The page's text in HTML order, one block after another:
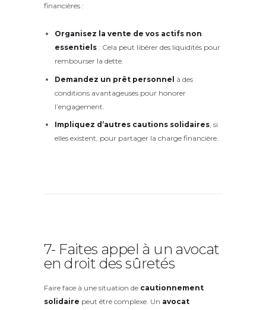
financières :
Organisez la vente de vos actifs non
essentiels : Cela peut libérer des liquidités pour
rembourser la dette.
Demandez un prêt personnel à des
conditions avantageuses pour honorer
l’engagement.
Impliquez d’autres cautions solidaires, si
elles existent, pour partager la charge financière.
7- Faites appel à un avocat
en droit des sûretés
Faire face à une situation de cautionnement
solidaire peut être complexe. Un avocat